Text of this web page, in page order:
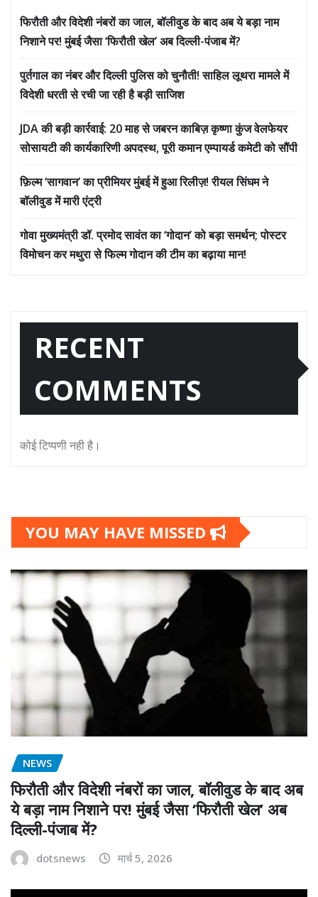
फिरौती और विदेशी नंबरों का जाल, बॉलीवुड के बाद अब ये बड़ा नाम
निशाने पर! मुंबई जैसा ‘फिरौती खेल’ अब दिल्ली-पंजाब में?
पुर्तगाल का नंबर और दिल्ली पुलिस को चुनौती! साहिल लूथरा मामले में
विदेशी धरती से रची जा रही है बड़ी साजिश
JDA की बड़ी कार्रवाई: 20 माह से जबरन काबिज़ कृष्णा कुंज वेलफेयर
सोसायटी की कार्यकारिणी अपदस्थ, पूरी कमान एम्पायर्ड कमेटी को सौंपी
फ़िल्म ‘सागवान’ का प्रीमियर मुंबई में हुआ रिलीज़! रीयल सिंघम ने
बॉलीवुड में मारी एंट्री
गोवा मुख्यमंत्री डॉ. प्रमोद सावंत का ‘गोदान’ को बड़ा समर्थन; पोस्टर
विमोचन कर मथुरा से फिल्म गोदान की टीम का बढ़ाया मान!
RECENT
COMMENTS
कोई टिप्पणी नही है।
YOU MAY HAVE MISSED
NEWS
फिरौती और विदेशी नंबरों का जाल, बॉलीवुड के बाद अब
ये बड़ा नाम निशाने पर! मुंबई जैसा ‘फिरौती खेल’ अब
दिल्ली-पंजाब में?
dotsnews मार्च 5, 2026